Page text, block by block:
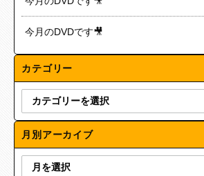
今月のDVDです🎥
カテゴリー
月別アーカイブ